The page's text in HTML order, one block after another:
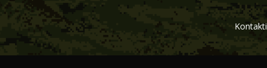
Kontakti